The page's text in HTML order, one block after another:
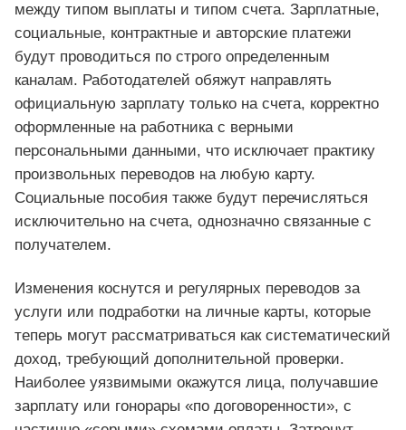
между типом выплаты и типом счета. Зарплатные,
социальные, контрактные и авторские платежи
будут проводиться по строго определенным
каналам. Работодателей обяжут направлять
официальную зарплату только на счета, корректно
оформленные на работника с верными
персональными данными, что исключает практику
произвольных переводов на любую карту.
Социальные пособия также будут перечисляться
исключительно на счета, однозначно связанные с
получателем.
Изменения коснутся и регулярных переводов за
услуги или подработки на личные карты, которые
теперь могут рассматриваться как систематический
доход, требующий дополнительной проверки.
Наиболее уязвимыми окажутся лица, получавшие
зарплату или гонорары «по договоренности», с